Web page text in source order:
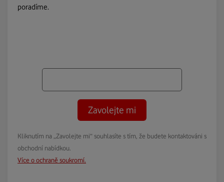
poradíme.
Zavolejte mi
Kliknutím na „Zavolejte mi“ souhlasíte s tím, že budete kontaktováni s
obchodní nabídkou.
Více o ochraně soukromí.